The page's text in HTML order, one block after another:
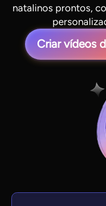
natalinos prontos,
Criar vídeos